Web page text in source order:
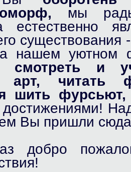
мы
естественно
существования
нашем
смотреть и
арт,
читать
шить фурсьют,
Вы пришли
добро